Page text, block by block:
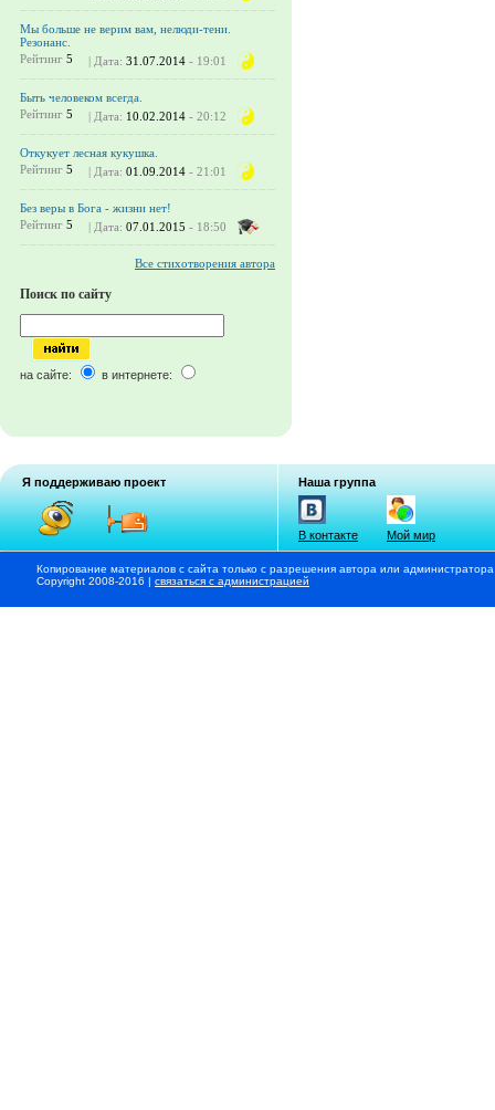
Мы больше не верим вам, нелюди-тени.
Резонанс.
Рейтинг 5 | Дата: 31.07.2014 - 19:01
Быть человеком всегда.
Рейтинг 5 | Дата: 10.02.2014 - 20:12
Откукует лесная кукушка.
Рейтинг 5 | Дата: 01.09.2014 - 21:01
Без веры в Бога - жизни нет!
Рейтинг 5 | Дата: 07.01.2015 - 18:50
Все стихотворения автора
Поиск по сайту
на сайте: в интернете:
Я поддерживаю проект Наша группа
В контакте Мой мир
Копирование материалов с сайта только с разрешения автора или
Copyright 2008-2016 | связаться с администрацией